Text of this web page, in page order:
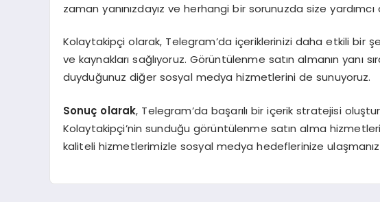
zaman yanınızdayız ve herhangi bir sorunuzda size
Kolaytakipçi olarak, Telegram’da içeriklerinizi daha etkili bir
ve kaynakları sağlıyoruz. Görüntülenme satın almanın yanı
duyduğunuz diğer sosyal medya hizmetlerini de sunuyoruz.
Sonuç olarak, Telegram’da başarılı bir içerik stratejisi
Kolaytakipçi’nin sunduğu görüntülenme satın alma
kaliteli hizmetlerimizle sosyal medya hedeflerinize